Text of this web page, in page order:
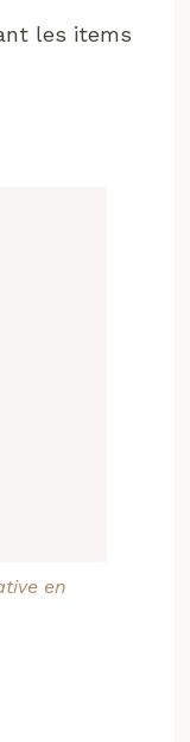
les items
en